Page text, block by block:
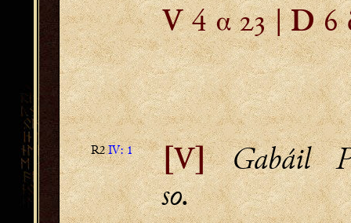
V4 α  |D6
R2IV: 1 [V]Gabáil
so.